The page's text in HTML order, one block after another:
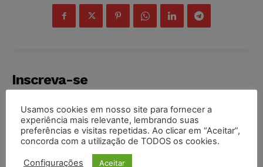
Inscreva-se
INSCREVER
Usamos cookies em nosso site para fornecer a
experiência mais relevante, lembrando suas
preferências e visitas repetidas. Ao clicar em “Aceitar”,
concorda com a utilização de TODOS os cookies.
Configurações Aceitar